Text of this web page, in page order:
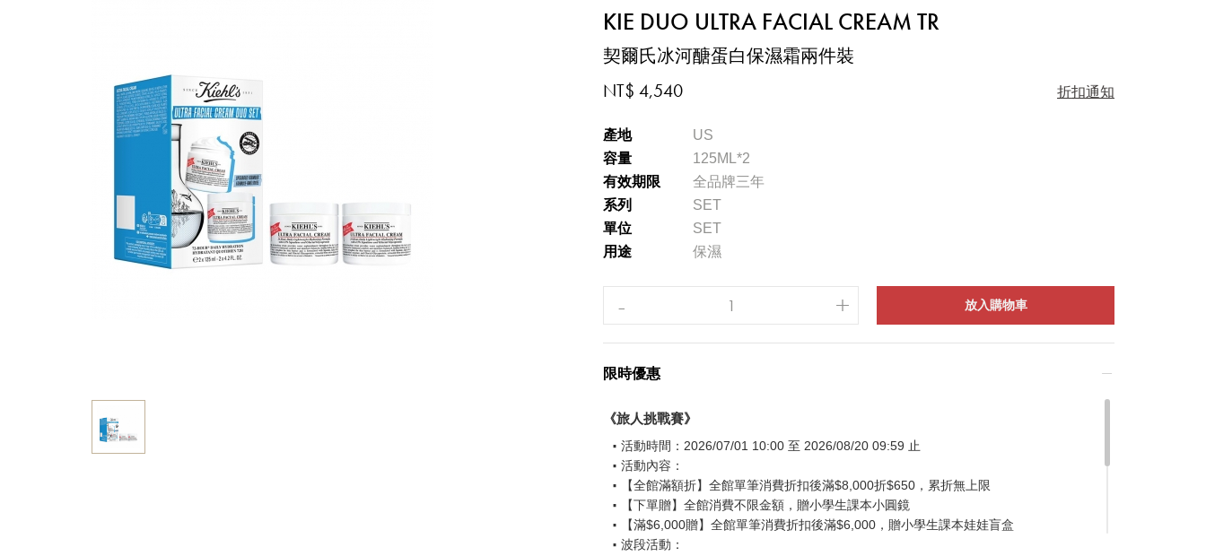
KIE DUO ULTRA FACIAL CREAM TR
契爾氏冰河醣蛋白保濕霜兩件裝
NT$ 4,540 折扣通知
產地
US
容量
125ML*2
有效期限
全品牌三年
系列
SET
單位
SET
用途
保濕
放入購物車
限時優惠
《旅人挑戰賽》
活動時間：2026/07/01 10:00 至 2026/08/20 09:59 止
活動內容：
【全館滿額折】全館單筆消費折扣後滿$8,000折$650，累折無上限
【下單贈】全館消費不限金額，贈小學生課本小圓鏡
【滿$6,000贈】全館單筆消費折扣後滿$6,000，贈小學生課本娃娃盲盒
波段活動：